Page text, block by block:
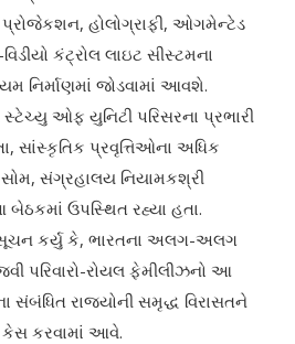
પ્રોજેકશન, હોલોગ્રાફી, ઓગમેન્ટેડ
કંટ્રોલ લાઇટ સીસ્ટમના
નિર્માણમાં જોડવામાં આવશે.
ઓફ યુનિટી પરિસરના પ્રભારી
સાંસ્કૃતિક પ્રવૃત્તિઓના અધિક
સંગ્રહાલય નિયામકશ્રી
ઉપસ્થિત રહ્યા હતા.
કર્યુ કે, ભારતના અલગ-અલગ
પરિવારો-રોયલ ફેમીલીઝનો આ
સંબંધિત રાજ્યોની સમૃદ્ધ વિરાસતને
કરવામાં આવે.